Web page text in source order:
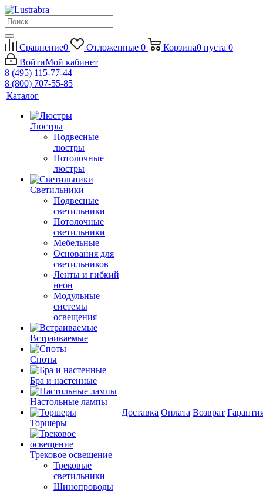
Сравнение0 Отложенные 0 Корзина0 пуста 0
ВойтиМой кабинет
8 (495) 115-77-44
8 (800) 707-55-85
Каталог
Люстры
Подвесные
люстры
Потолочные
люстры
Светильники
Подвесные
светильники
Потолочные
светильники
Мебельные
Основания для
светильников
Ленты и гибкий
неон
Модульные
системы
освещения
Встраиваемые
Споты
Бра и настенные
Настольные лампы
Торшеры
Трековое освещение
Трековые
светильники
Шинопроводы
Доставка Оплата Возврат